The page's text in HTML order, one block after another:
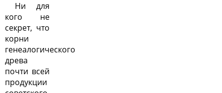
Ни для
кого не
секрет, что
корни
генеалогического
древа
почти всей
продукции